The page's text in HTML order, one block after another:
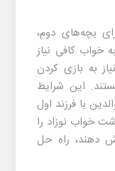
بچه‌های دوم،
خواب کافی نیاز
به بازی کردن
این شرایط
با فرزند اول
خواب نوزاد را
دهند، راه حل